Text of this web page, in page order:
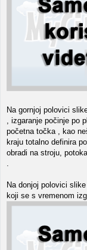
Na gornjoj polovici
, izgaranje počinje
početna točka , kao
kraju totalno definira
obradi na stroju,
Na donjoj polovici
koji se s vremenom